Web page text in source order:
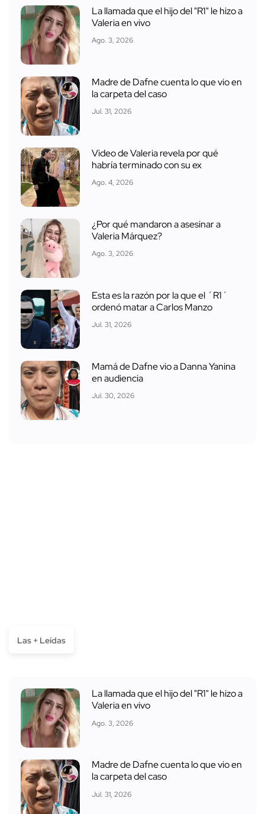
La llamada que el hijo del "R1" le hizo a
Valeria en vivo
Ago. 3, 2026
Madre de Dafne cuenta lo que vio en
la carpeta del caso
Jul. 31, 2026
Video de Valeria revela por qué
habría terminado con su ex
Ago. 4, 2026
¿Por qué mandaron a asesinar a
Valeria Márquez?
Ago. 3, 2026
Esta es la razón por la que el ´R1´
ordenó matar a Carlos Manzo
Jul. 31, 2026
Mamá de Dafne vio a Danna Yanina
en audiencia
Jul. 30, 2026
Las + Leídas
La llamada que el hijo del "R1" le hizo a
Valeria en vivo
Ago. 3, 2026
Madre de Dafne cuenta lo que vio en
la carpeta del caso
Jul. 31, 2026